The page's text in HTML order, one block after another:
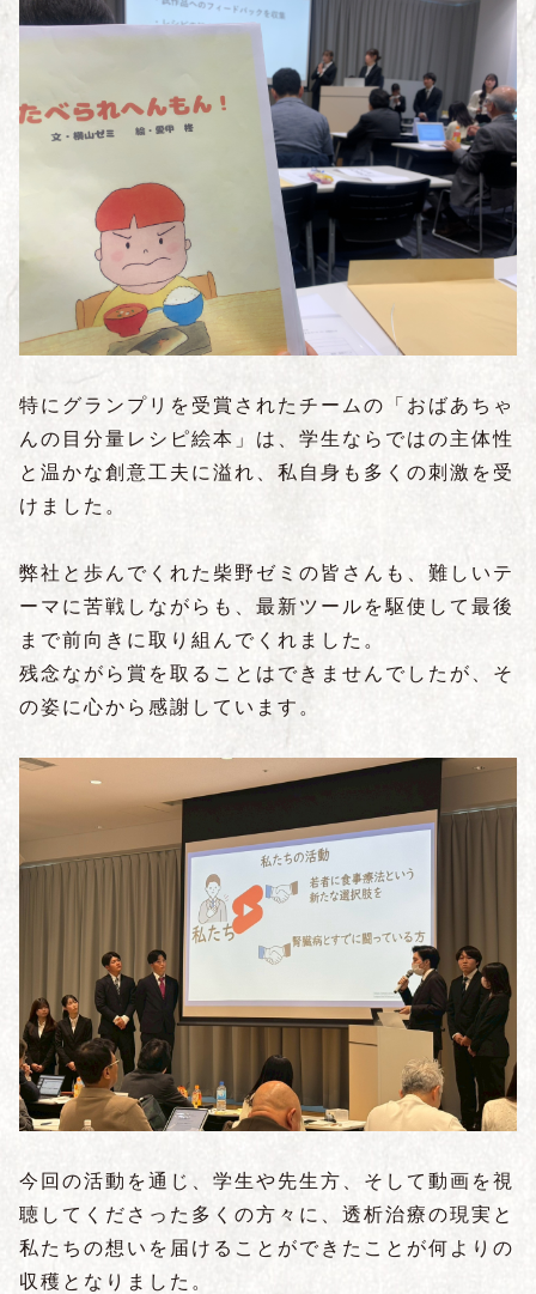
特にグランプリを受賞されたチームの「おばあちゃ
んの目分量レシピ絵本」は、学生ならではの主体性
と温かな創意工夫に溢れ、私自身も多くの刺激を受
けました。
弊社と歩んでくれた柴野ゼミの皆さんも、難しいテ
ーマに苦戦しながらも、最新ツールを駆使して最後
まで前向きに取り組んでくれました。
残念ながら賞を取ることはできませんでしたが、そ
の姿に心から感謝しています。
今回の活動を通じ、学生や先生方、そして動画を視
聴してくださった多くの方々に、透析治療の現実と
私たちの想いを届けることができたことが何よりの
収穫となりました。